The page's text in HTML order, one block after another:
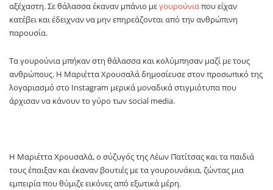
αξέχαστη. Σε θάλασσα έκαναν μπάνιο μεγουρούνιαπου είχαν
κατέβει και έδειχναν να μην επηρεάζονται από την ανθρώπινη
παρουσία.
Τα γουρούνια μπήκαν στη θάλασσα και κολύμπησαν μαζί με τους
ανθρώπους. Η Μαριέττα Χρουσαλά δημοσίευσε στον προσωπικό της
λογαριασμό στο Instagram μερικά μοναδικά στιγμιότυπα που
άρχισαν να κάνουν το γύρο των social media.
Η Μαριέττα Χρουσαλά, ο σύζυγός της Λέων Πατίτσας και τα παιδιά
τους έπαιξαν και έκαναν βουτιές με τα γουρουνάκια, ζώντας μια
εμπειρία που θύμιζε εικόνες από εξωτικά μέρη.